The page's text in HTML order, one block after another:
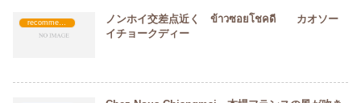
recommended
ノンホイ交差点近く ข้าวซอยโชคดี カオソー
イチョークディー